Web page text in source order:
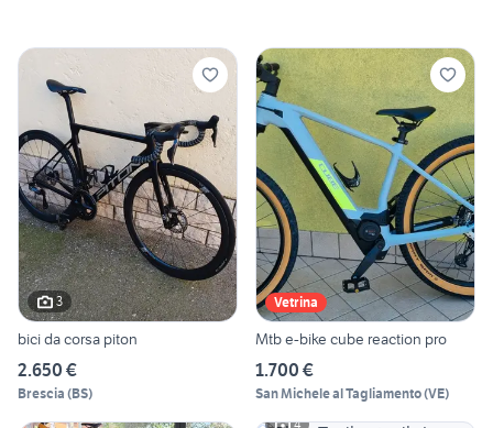
3
bici da corsa piton
2.650 €
Brescia (BS)
Vetrina
Mtb e-bike cube reaction pro
1.700 €
San Michele al Tagliamento(VE)
4